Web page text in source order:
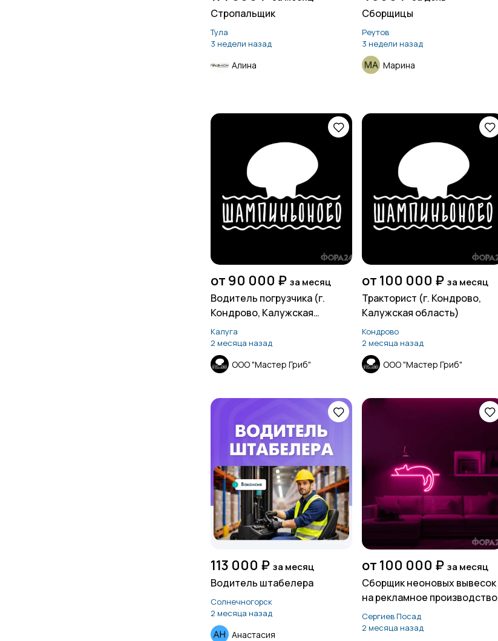
Стропальщик
Тула
3 недели назад
Алина
Сборщицы
Реутов
3 недели назад
Марина
от 90 000 ₽ за месяц
Водитель погрузчика (г.
Кондрово, Калужская
область)
Калуга
2 месяца назад
ООО "Мастер Гриб"
от 100 000 ₽ за месяц
Тракторист (г. Кондрово,
Калужская область)
Кондрово
2 месяца назад
ООО "Мастер Гриб"
113 000 ₽ за месяц
Водитель штабелера
Солнечногорск
2 месяца назад
Анастасия
от 100 000 ₽ за месяц
Сборщик неоновых вывесок
на рекламное производство
Сергиев Посад
2 месяца назад